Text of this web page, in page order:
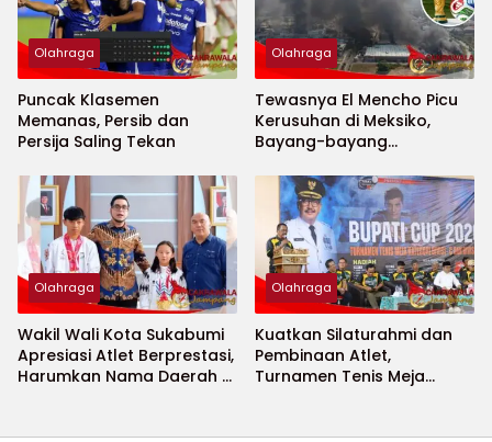
Olahraga
Puncak Klasemen
Memanas, Persib dan
Persija Saling Tekan
Olahraga
Tewasnya El Mencho Picu
Kerusuhan di Meksiko,
Bayang-bayang
2026 Menguat
Olahraga
Wakil Wali Kota Sukabumi
Apresiasi Atlet Berprestasi,
Harumkan Nama Daerah di
Olahraga
Kuatkan Silaturahmi dan
Pembinaan Atlet,
Turnamen Tenis Meja